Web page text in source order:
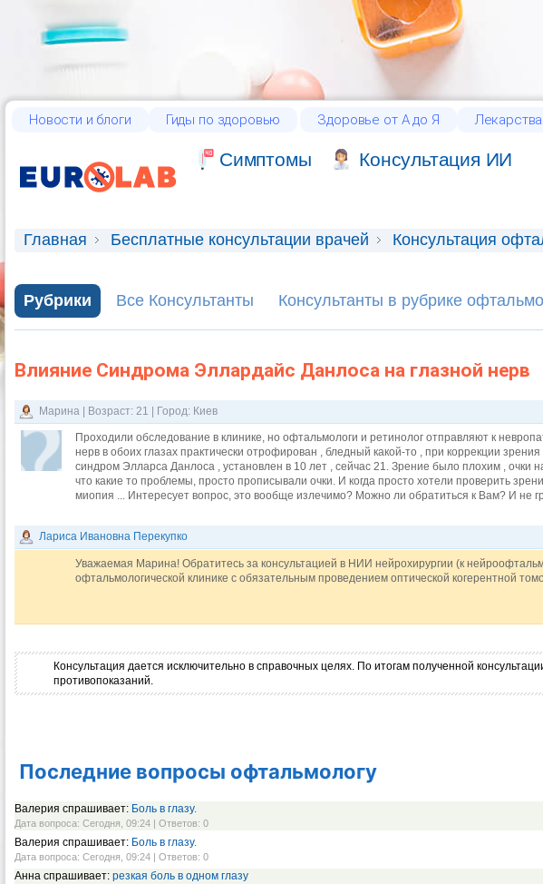
Новости и блоги Гиды по здоровью Здоровье от А до Я Лекарства
Cимптомы Консультация ИИ
Главная Бесплатные консультации врачей Консультация
Рубрики Все Консультанты Консультанты в рубрике
Влияние Синдрома Эллардайс Данлоса на глазной нерв
Марина | Возраст: 21 | Город: Киев
Проходили обследование в клинике, но офтальмологи и ретинолог отправляют к
нерв в обоих глазах практически отрофирован , бледный какой-то , при коррекции
синдром Элларса Данлоса , установлен в 10 лет , сейчас 21. Зрение было плохим , очки
что какие то проблемы, просто прописывали очки. И когда просто хотели проверить
миопия ... Интересует вопрос, это вообще излечимо? Можно ли обратиться к Вам? И не
Лариса Ивановна Перекупко
Уважаемая Марина! Обратитесь за консультацией в НИИ нейрохирургии (к
офтальмологической клинике с обязательным проведением оптической когерентной
Консультация дается исключительно в справочных целях. По итогам полученной
противопоказаний.
Последние вопросы офтальмологу
Валерия спрашивает: Боль в глазу.
Дата вопроса: Сегодня, 09:24 | Ответов: 0
Валерия спрашивает: Боль в глазу.
Дата вопроса: Сегодня, 09:24 | Ответов: 0
Анна спрашивает: резкая боль в одном глазу